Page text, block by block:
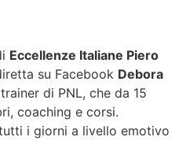
Eccellenze Italiane Piero
su Facebook Debora
di PNL, che da 15
coaching e corsi.
i giorni a livello emotivo